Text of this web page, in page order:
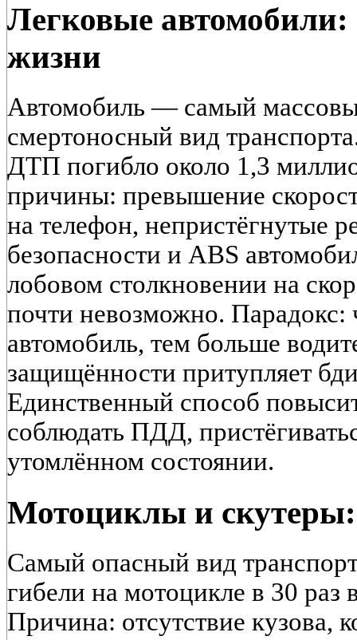
Легковые
жизни
Автомобиль — самый
смертоносный вид
ДТП погибло около 1,3
причины: превышение
на телефон, непристёгнутые
безопасности и ABS
лобовом столкновении на
почти невозможно. Парадокс:
автомобиль, тем больше
защищённости притупляет
Единственный способ
соблюдать ПДД,
утомлённом состоянии.
Мотоциклы и
Самый опасный вид
гибели на мотоцикле в 30 раз
Причина: отсутствие кузова,